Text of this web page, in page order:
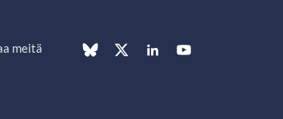
meitä